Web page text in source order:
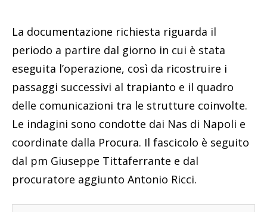
La documentazione richiesta riguarda il
periodo a partire dal giorno in cui è stata
eseguita l’operazione, così da ricostruire i
passaggi successivi al trapianto e il quadro
delle comunicazioni tra le strutture coinvolte.
Le indagini sono condotte dai Nas di Napoli e
coordinate dalla Procura. Il fascicolo è seguito
dal pm Giuseppe Tittaferrante e dal
procuratore aggiunto Antonio Ricci.